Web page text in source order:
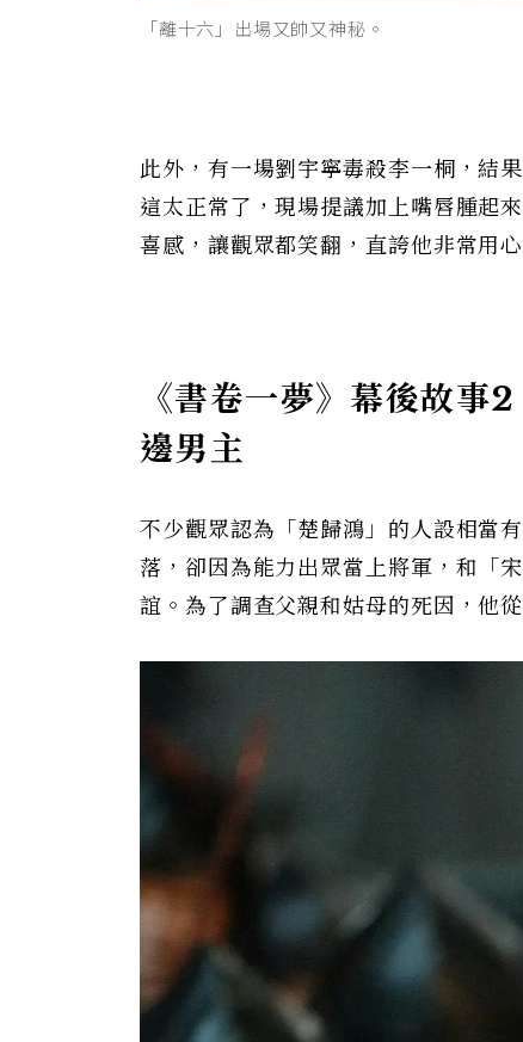
「離十六」出場又帥又神秘。
此外，有一場劉宇寧毒殺李一桐，結
這太正常了，現場提議加上嘴唇腫起
喜感，讓觀眾都笑翻，直誇他非常用心
《書卷一夢》 幕後故事2
邊男主
不少觀眾認為「楚歸鴻」的人設相當
落，卻因為能力出眾當上將軍，和「
誼。為了調查父親和姑母的死因，他